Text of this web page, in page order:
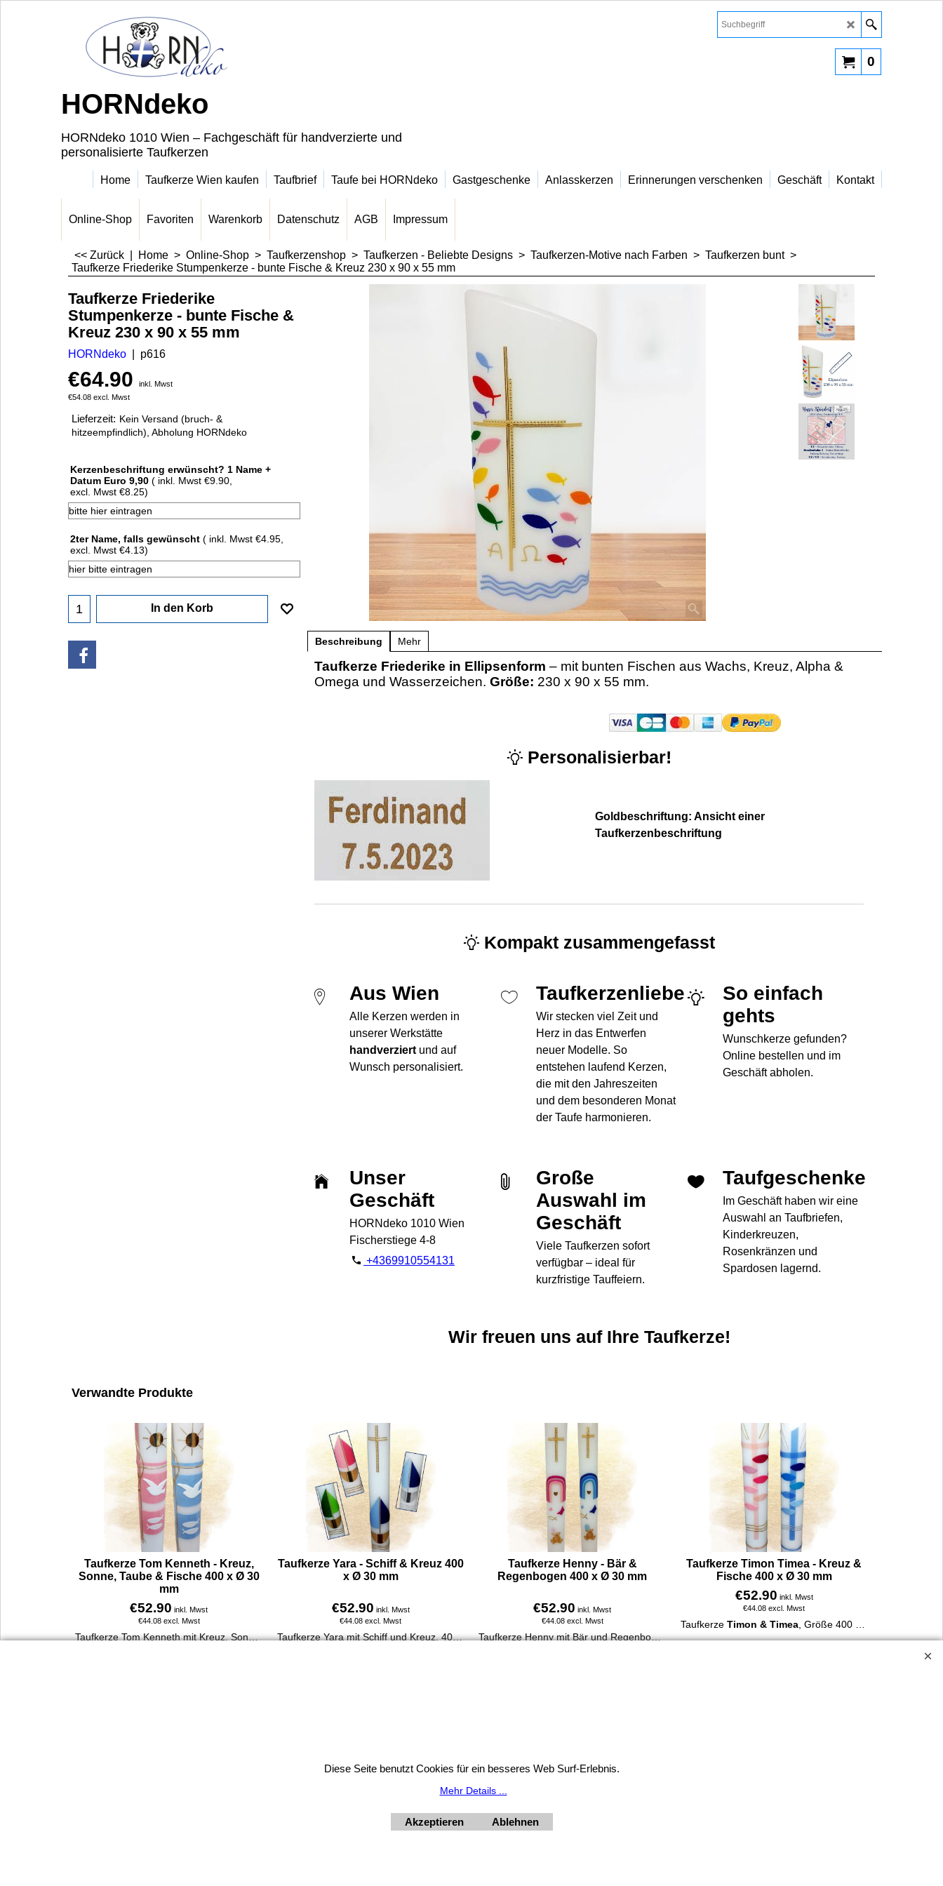
HORNdeko
HORNdeko 1010 Wien – Fachgeschäft für handverzierte und
personalisierte Taufkerzen
0
Home Taufkerze Wien kaufen Taufbrief Taufe bei HORNdeko Gastgeschenke Anlasskerzen Erinnerungen verschenken Geschäft Kontakt
Online-Shop Favoriten Warenkorb Datenschutz AGB Impressum
<< Zurück Home > Online-Shop > Taufkerzenshop > Taufkerzen - Beliebte Designs > Taufkerzen-Motive nach Farben > Taufkerzen bunt>
Taufkerze Friederike Stumpenkerze - bunte Fische & Kreuz 230 x 90 x 55 mm
Taufkerze Friederike
Stumpenkerze - bunte Fische &
Kreuz 230 x 90 x 55 mm
HORNdeko p616
€64.90
inkl. Mwst
€54.08 excl. Mwst
Lieferzeit: Kein Versand (bruch- &
hitzeempfindlich), Abholung HORNdeko
Kerzenbeschriftung erwünscht? 1 Name +
Datum Euro 9,90 ( inkl. Mwst €9.90,
excl. Mwst €8.25)
2ter Name, falls gewünscht ( inkl. Mwst €4.95,
excl. Mwst €4.13)
In den Korb
Beschreibung Mehr
Taufkerze Friederike in Ellipsenform – mit bunten Fischen aus Wachs, Kreuz, Alpha &
Omega und Wasserzeichen. Größe: 230 x 90 x 55 mm.
Personalisierbar!
Goldbeschriftung: Ansicht einer
Taufkerzenbeschriftung
Kompakt zusammengefasst
Aus Wien
Alle Kerzen werden in
unserer Werkstätte
handverziert und auf
Wunsch personalisiert.
Taufkerzenliebe
Wir stecken viel Zeit und
Herz in das Entwerfen
neuer Modelle. So
entstehen laufend Kerzen,
die mit den Jahreszeiten
und dem besonderen Monat
der Taufe harmonieren.
So einfach
gehts
Wunschkerze gefunden?
Online bestellen und im
Geschäft abholen.
Unser
Geschäft
HORNdeko 1010 Wien
Fischerstiege 4-8
+4369910554131
Große
Auswahl im
Geschäft
Viele Taufkerzen sofort
verfügbar – ideal für
kurzfristige Tauffeiern.
Taufgeschenke
Im Geschäft haben wir eine
Auswahl an Taufbriefen,
Kinderkreuzen,
Rosenkränzen und
Spardosen lagernd.
Wir freuen uns auf Ihre Taufkerze!
Verwandte Produkte
Taufkerze Tom Kenneth - Kreuz,
Sonne, Taube & Fische 400 x Ø 30
mm
€52.90 inkl. Mwst
€44.08 excl. Mwst
Taufkerze Tom Kenneth mit Kreuz, Sonne, Taube, Fische & Ranke. 400 x 30 mm, handverziert, aus 100 % Paraffin, personalisierbar mit Name & Taufdatum.
Taufkerze Yara - Schiff & Kreuz 400
x Ø 30 mm
€52.90 inkl. Mwst
€44.08 excl. Mwst
Taufkerze Yara mit Schiff und Kreuz. 400 x 30 mm, aus 100 % Paraffin, handverziert, personalisierbar mit Name & Taufdatum, direkt online bestellbar.
Taufkerze Henny - Bär &
Regenbogen 400 x Ø 30 mm
€52.90 inkl. Mwst
€44.08 excl. Mwst
Taufkerze Henny mit Bär und Regenbogen. 400 x 30 mm, aus 100 % Paraffin, liebevoll verziert, personalisierbar mit Name & Taufdatum, online bestellbar.
Taufkerze Timon Timea - Kreuz &
Fische 400 x Ø 30 mm
€52.90 inkl. Mwst
€44.08 excl. Mwst
Taufkerze Timon & Timea, Größe 400 x Ø 30 mm.
Dienstag - Freitag 10 - 18 Uhr, Samstag 9 - 12 Uhr. Montag geschlossen.
Diese Seite benutzt Cookies für ein besseres Web Surf-Erlebnis.
Mehr Details ...
Akzeptieren Ablehnen